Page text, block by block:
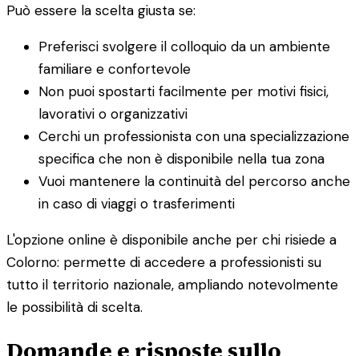
Può essere la scelta giusta se:
Preferisci svolgere il colloquio da un ambiente
familiare e confortevole
Non puoi spostarti facilmente per motivi fisici,
lavorativi o organizzativi
Cerchi un professionista con una specializzazione
specifica che non è disponibile nella tua zona
Vuoi mantenere la continuità del percorso anche
in caso di viaggi o trasferimenti
L'opzione online è disponibile anche per chi risiede a
Colorno: permette di accedere a professionisti su
tutto il territorio nazionale, ampliando notevolmente
le possibilità di scelta.